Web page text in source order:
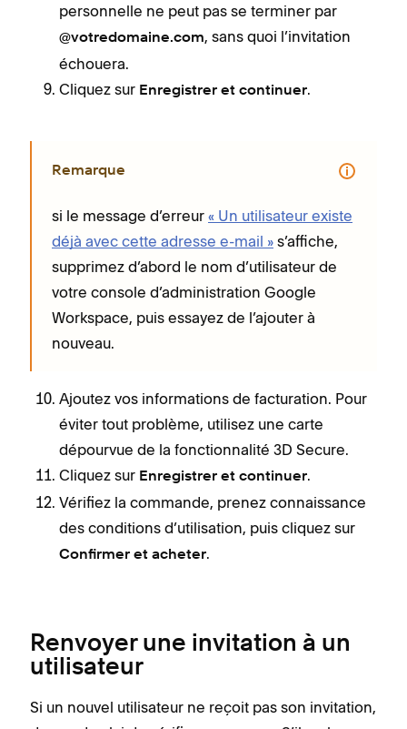
personnelle ne peut pas se terminer par
@votredomaine.com, sans quoi l’invitation
échouera.
Cliquez sur Enregistrer et continuer.
Remarque
si le message d’erreur « Un utilisateur existe
déjà avec cette adresse e-mail » s’affiche,
supprimez d’abord le nom d’utilisateur de
votre console d’administration Google
Workspace, puis essayez de l’ajouter à
nouveau.
Ajoutez vos informations de facturation. Pour
éviter tout problème, utilisez une carte
dépourvue de la fonctionnalité 3D Secure.
Cliquez sur Enregistrer et continuer.
Vérifiez la commande, prenez connaissance
des conditions d’utilisation, puis cliquez sur
Confirmer et acheter.
Renvoyer une invitation à un
utilisateur
Si un nouvel utilisateur ne reçoit pas son invitation,